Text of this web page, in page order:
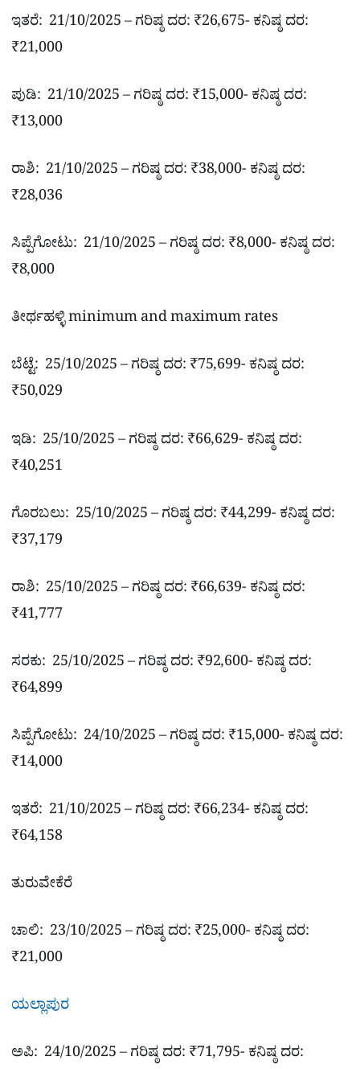
ಇತರೆ: 21/10/2025 – ಗರಿಷ್ಠ ದರ: ₹26,675- ಕನಿಷ್ಠ ದರ:
₹21,000
ಪುಡಿ: 21/10/2025 – ಗರಿಷ್ಠ ದರ: ₹15,000- ಕನಿಷ್ಠ ದರ:
₹13,000
ರಾಶಿ: 21/10/2025 – ಗರಿಷ್ಠ ದರ: ₹38,000- ಕನಿಷ್ಠ ದರ:
₹28,036
ಸಿಪ್ಪೆಗೋಟು: 21/10/2025 – ಗರಿಷ್ಠ ದರ: ₹8,000- ಕನಿಷ್ಠ ದರ:
₹8,000
ತೀರ್ಥಹಳ್ಳಿ minimum and maximum rates
ಬೆಟ್ಟೆ: 25/10/2025 – ಗರಿಷ್ಠ ದರ: ₹75,699- ಕನಿಷ್ಠ ದರ:
₹50,029
ಇಡಿ: 25/10/2025 – ಗರಿಷ್ಠ ದರ: ₹66,629- ಕನಿಷ್ಠ ದರ:
₹40,251
ಗೊರಬಲು: 25/10/2025 – ಗರಿಷ್ಠ ದರ: ₹44,299- ಕನಿಷ್ಠ ದರ:
₹37,179
ರಾಶಿ: 25/10/2025 – ಗರಿಷ್ಠ ದರ: ₹66,639- ಕನಿಷ್ಠ ದರ:
₹41,777
ಸರಕು: 25/10/2025 – ಗರಿಷ್ಠ ದರ: ₹92,600- ಕನಿಷ್ಠ ದರ:
₹64,899
ಸಿಪ್ಪೆಗೋಟು: 24/10/2025 – ಗರಿಷ್ಠ ದರ: ₹15,000- ಕನಿಷ್ಠ ದರ:
₹14,000
ಇತರೆ: 21/10/2025 – ಗರಿಷ್ಠ ದರ: ₹66,234- ಕನಿಷ್ಠ ದರ:
₹64,158
ತುರುವೇಕೆರೆ
ಚಾಲಿ: 23/10/2025 – ಗರಿಷ್ಠ ದರ: ₹25,000- ಕನಿಷ್ಠ ದರ:
₹21,000
ಯಲ್ಲಾಪುರ
ಅಪಿ: 24/10/2025 – ಗರಿಷ್ಠ ದರ: ₹71,795- ಕನಿಷ್ಠ ದರ: